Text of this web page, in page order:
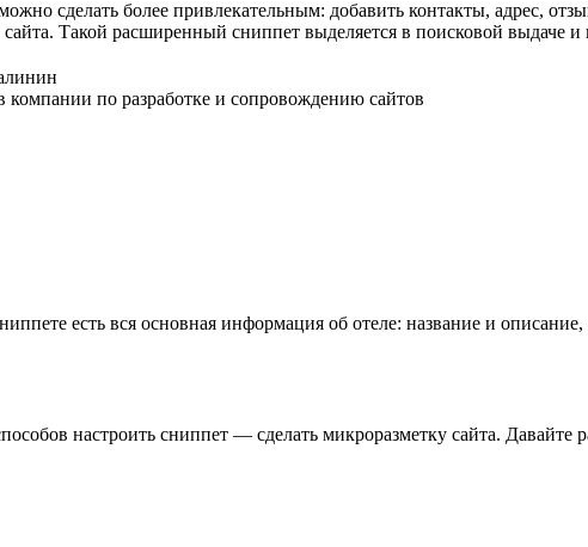
сделать более привлекательным: добавить контакты, адрес,
Такой расширенный сниппет выделяется в поисковой выдаче и
компании по разработке и сопровождению сайтов
есть вся основная информация об отеле: название и
настроить сниппет — сделать микроразметку сайта. Давайте